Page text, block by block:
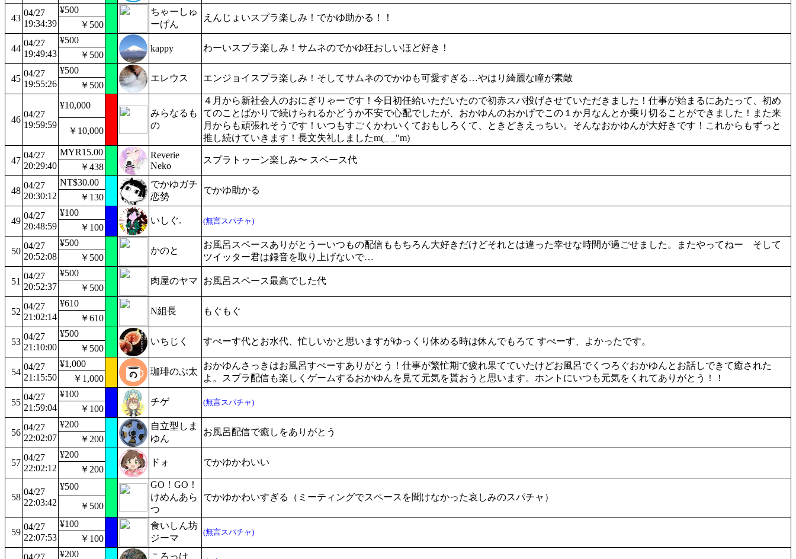
43
04/27
19:34:39
¥500
ちゃーしゅ
ーげん
えんじょいスプラ楽しみ！でかゆ助かる！！
￥500
44
04/27
19:49:43
¥500
kappy
わーいスプラ楽しみ！サムネのでかゆ狂おしいほど好き！
￥500
45
04/27
19:55:26
¥500
エレウス エンジョイスプラ楽しみ！そしてサムネのでかゆも可愛すぎる…やはり綺麗な瞳が素敵
￥500
46
04/27
19:59:59
¥10,000
みらなるも
の
４月から新社会人のおにぎりゃーです！今日初任給いただいたので初赤スパ投げさせていただきました！仕事が始まるにあたって、初め
てのことばかりで続けられるかどうか不安で心配でしたが、おかゆんのおかげでこの１か月なんとか乗り切ることができました！また来
月からも頑張れそうです！いつもすごくかわいくておもしろくて、ときどきえっちい。そんなおかゆんが大好きです！これからもずっと
推し続けていきます！長文失礼しましたm(_ _"m)
￥10,000
47
04/27
20:29:40
MYR15.00
Reverie
Neko
スプラトゥーン楽しみ〜 スペース代
￥438
48
04/27
20:30:12
NT$30.00
でかゆガチ
恋勢
でかゆ助かる
￥130
49
04/27
20:48:59
¥100
いしぐ. (無言スパチャ)
￥100
50
04/27
20:52:08
¥500
かのと
お風呂スペースありがとうーいつもの配信ももちろん大好きだけどそれとは違った幸せな時間が過ごせました。またやってねー そして
ツイッター君は録音を取り上げないで…
￥500
51
04/27
20:52:37
¥500
肉屋のヤマ お風呂スペース最高でした代
￥500
52
04/27
21:02:14
¥610
N組長 もぐもぐ
￥610
53
04/27
21:10:00
¥500
いちじく すぺーす代とお水代、忙しいかと思いますがゆっくり休める時は休んでもろて すぺーす、よかったです。
￥500
54
04/27
21:15:50
¥1,000
珈琲のぶ太
おかゆんさっきはお風呂すぺーすありがとう！仕事が繁忙期で疲れ果てていたけどお風呂でくつろぐおかゆんとお話しできて癒された
よ。スプラ配信も楽しくゲームするおかゆんを見て元気を貰おうと思います。ホントにいつも元気をくれてありがとう！！
￥1,000
55
04/27
21:59:04
¥100
チゲ (無言スパチャ)
￥100
56
04/27
22:02:07
¥200
自立型しま
ゆん
お風呂配信で癒しをありがとう
￥200
57
04/27
22:02:12
¥200
ドォ でかゆかわいい
￥200
58
04/27
22:03:42
¥500
GO！GO！
けめんあら
つ
でかゆかわいすぎる（ミーティングでスペースを聞けなかった哀しみのスパチャ）
￥500
59
04/27
22:07:53
¥100
食いしん坊
ジーマ
(無言スパチャ)
￥100
04/27 ¥200 ころっけ